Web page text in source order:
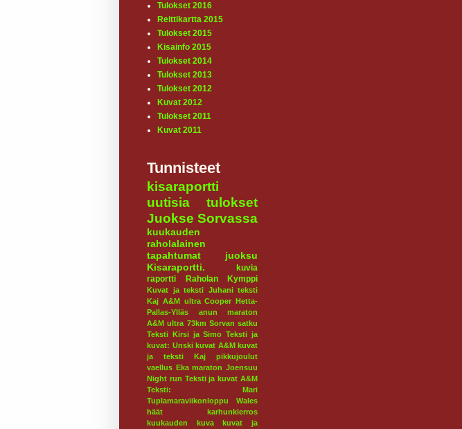
Tulokset 2016
Reittikartta 2015
Tulokset 2015
Kisainfo 2015
Tulokset 2014
Tulokset 2013
Tulokset 2012
Kuvat 2012
Tulokset 2011
Kuvat 2011
Tunnisteet
kisaraportti
uutisia
tulokset
Juokse Sorvassa
kuukauden
raholalainen
tapahtumat
juoksu
Kisaraportti.
kuvia
raportti
Raholan Kymppi
Kuvat ja teksti Juhani teksti
Kaj A&M ultra Cooper Hetta-
Pallas-Ylläs
anun maraton
A&M ultra 73km Sorvan satku
Teksti Kirsi ja Simo Teksti ja
kuvat: Unski kuvat A&M kuvat
ja teksti Kaj
pikkujoulut
vaellus Eka maraton Joensuu
Night run Teksti ja kuvat A&M
Teksti: Mari
Tuplamaraviikonloppu
Wales
häät
karhunkierros
kuukauden kuva
kuvat ja